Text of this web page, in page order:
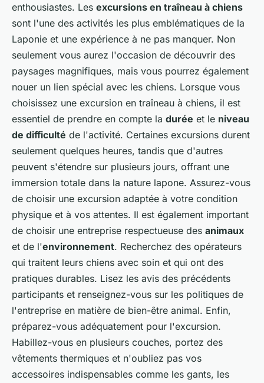
enthousiastes. Les excursions en traîneau à chiens
sont l'une des activités les plus emblématiques de la
Laponie et une expérience à ne pas manquer. Non
seulement vous aurez l'occasion de découvrir des
paysages magnifiques, mais vous pourrez également
nouer un lien spécial avec les chiens. Lorsque vous
choisissez une excursion en traîneau à chiens, il est
essentiel de prendre en compte la durée et le niveau
de difficulté de l'activité. Certaines excursions durent
seulement quelques heures, tandis que d'autres
peuvent s'étendre sur plusieurs jours, offrant une
immersion totale dans la nature lapone. Assurez-vous
de choisir une excursion adaptée à votre condition
physique et à vos attentes. Il est également important
de choisir une entreprise respectueuse des animaux
et de l'environnement. Recherchez des opérateurs
qui traitent leurs chiens avec soin et qui ont des
pratiques durables. Lisez les avis des précédents
participants et renseignez-vous sur les politiques de
l'entreprise en matière de bien-être animal. Enfin,
préparez-vous adéquatement pour l'excursion.
Habillez-vous en plusieurs couches, portez des
vêtements thermiques et n'oubliez pas vos
accessoires indispensables comme les gants, les